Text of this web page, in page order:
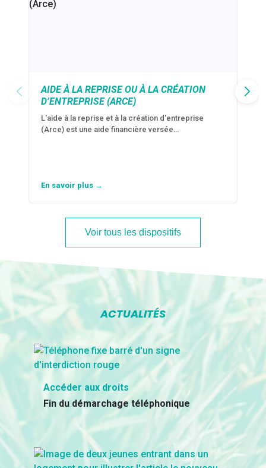
AIDE À LA REPRISE OU À LA CRÉATION
D’ENTREPRISE (ARCE)
L'aide à la reprise et à la création d'entreprise
(Arce) est une aide financière versée…
En savoir plus →
Voir tous les dispositifs
ACTUALITÉS
Accéder aux droits
Fin du démarchage téléphonique